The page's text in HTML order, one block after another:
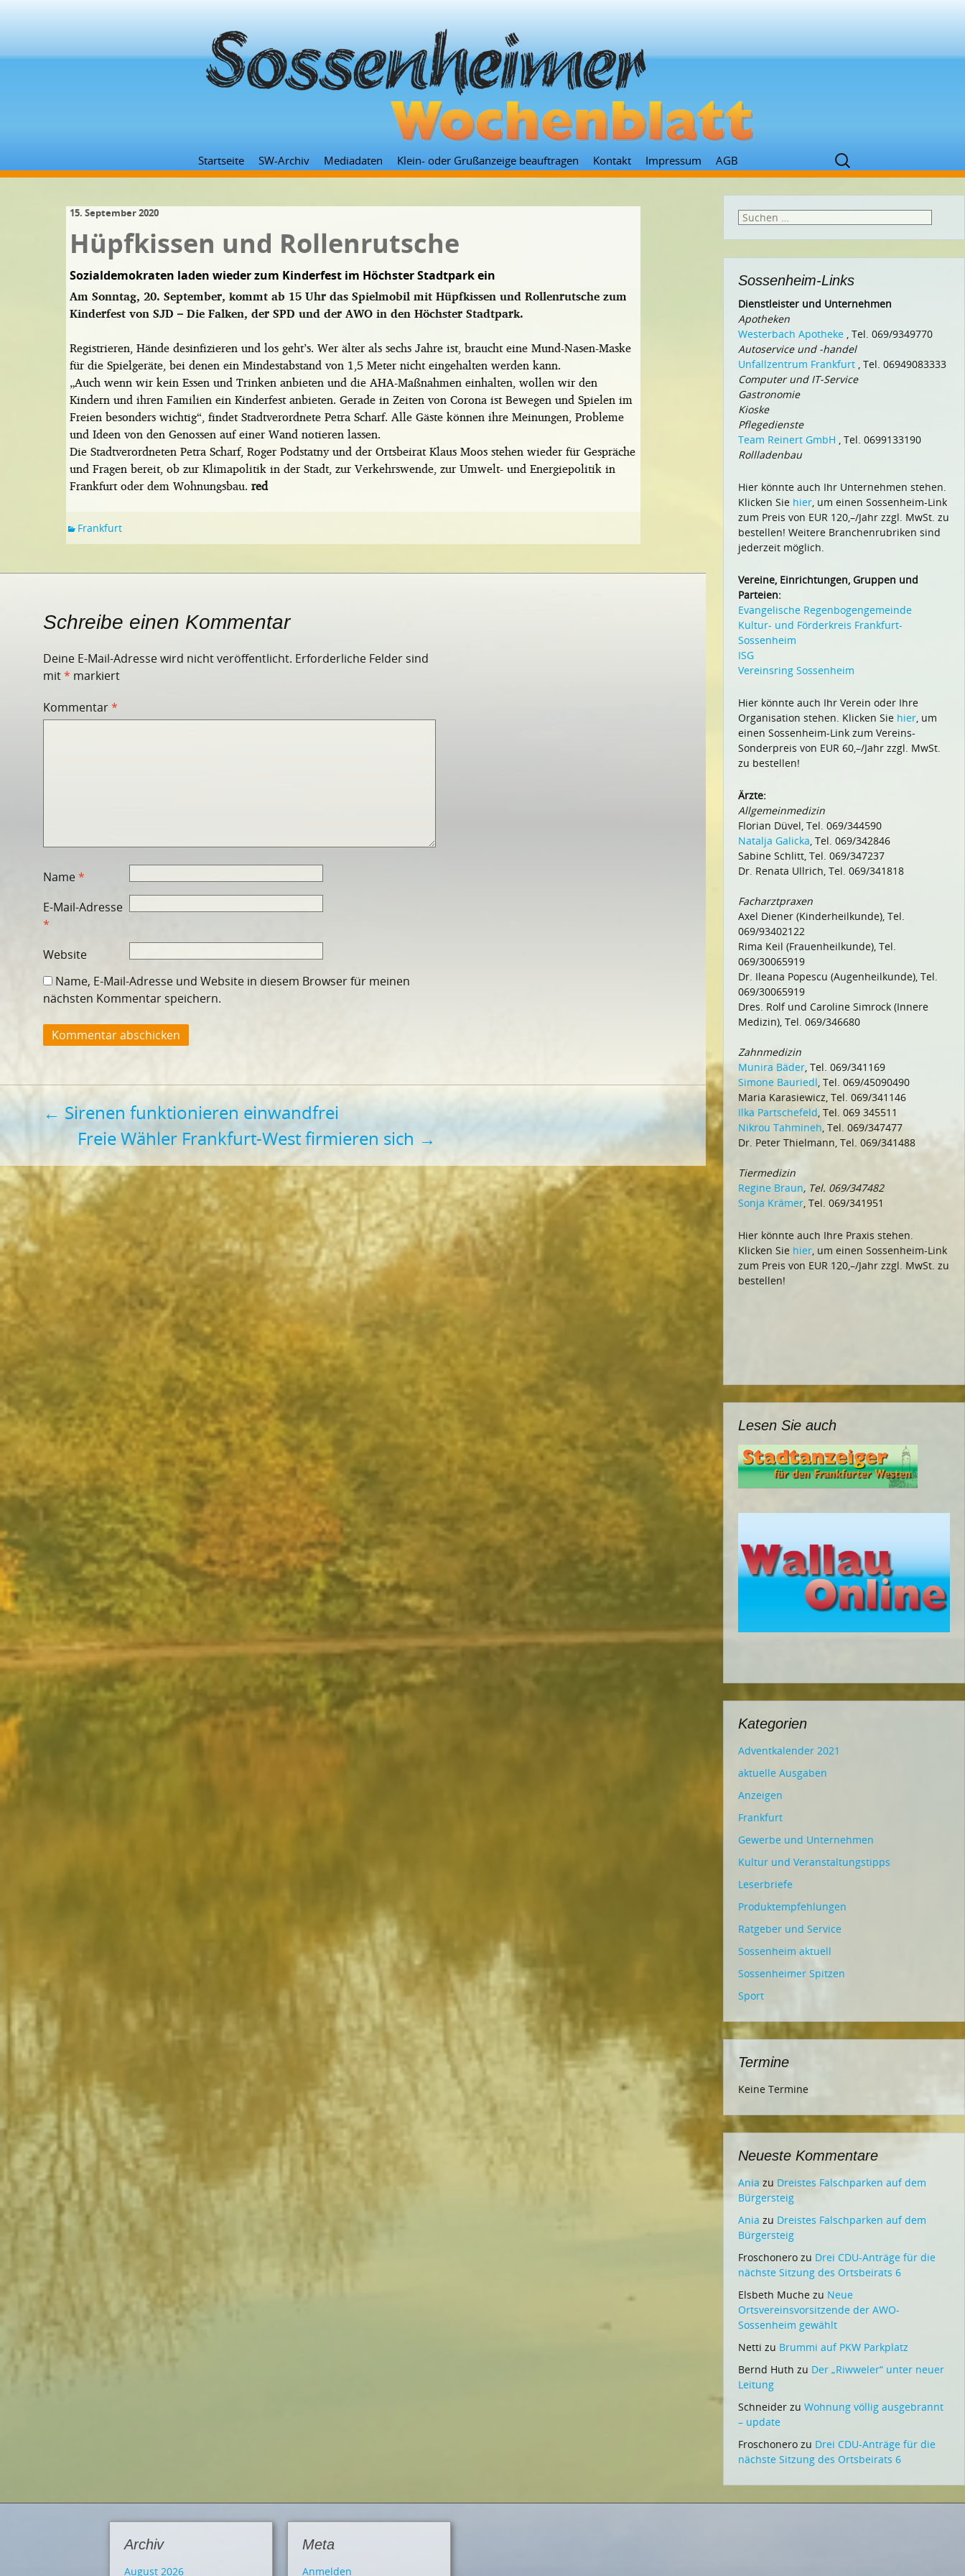
Zum
Inhalt
Startseite SW-Archiv Mediadaten Klein- oder Grußanzeige beauftragen Kontakt Impressum AGB
Suchen
nach:
15. September 2020
Hüpfkissen und Rollenrutsche
Sozialdemokraten laden wieder zum Kinderfest im Höchster Stadtpark ein
Am Sonntag, 20. September, kommt ab 15 Uhr das Spielmobil mit Hüpfkissen und Rollenrutsche zum
Kinderfest von SJD – Die Falken, der SPD und der AWO in den Höchster Stadtpark.
Registrieren, Hände desinfizieren und los geht’s. Wer älter als sechs Jahre ist, braucht eine Mund-Nasen-Maske
für die Spielgeräte, bei denen ein Mindestabstand von 1,5 Meter nicht eingehalten werden kann.
„Auch wenn wir kein Essen und Trinken anbieten und die AHA-Maßnahmen einhalten, wollen wir den
Kindern und ihren Familien ein Kinderfest anbieten. Gerade in Zeiten von Corona ist Bewegen und Spielen im
Freien besonders wichtig“, findet Stadtverordnete Petra Scharf. Alle Gäste können ihre Meinungen, Probleme
und Ideen von den Genossen auf einer Wand notieren lassen.
Die Stadtverordneten Petra Scharf, Roger Podstatny und der Ortsbeirat Klaus Moos stehen wieder für Gespräche
und Fragen bereit, ob zur Klimapolitik in der Stadt, zur Verkehrswende, zur Umwelt- und Energiepolitik in
Frankfurt oder dem Wohnungsbau. red
Frankfurt
Schreibe einen Kommentar
Deine E-Mail-Adresse wird nicht veröffentlicht. Erforderliche Felder sind
mit* markiert
Kommentar*
Name*
E-Mail-Adresse
*
Website
Name, E-Mail-Adresse und Website in diesem Browser für meinen
nächsten Kommentar speichern.
Beitragsnavigation
← Sirenen funktionieren einwandfrei
Freie Wähler Frankfurt-West firmieren sich →
Suchen
Sossenheim-Links
Dienstleister und Unternehmen
Apotheken
Westerbach Apotheke , Tel. 069/9349770
Autoservice und -handel
Unfallzentrum Frankfurt , Tel. 06949083333
Computer und IT-Service
Gastronomie
Kioske
Pflegedienste
Team Reinert GmbH , Tel. 0699133190
Rollladenbau
Hier könnte auch Ihr Unternehmen stehen.
Klicken Sie hier, um einen Sossenheim-Link
zum Preis von EUR 120,–/Jahr zzgl. MwSt. zu
bestellen! Weitere Branchenrubriken sind
jederzeit möglich.
Vereine, Einrichtungen, Gruppen und
Parteien:
Evangelische Regenbogengemeinde
Kultur- und Förderkreis Frankfurt-
Sossenheim
ISG
Vereinsring Sossenheim
Hier könnte auch Ihr Verein oder Ihre
Organisation stehen. Klicken Sie hier, um
einen Sossenheim-Link zum Vereins-
Sonderpreis von EUR 60,–/Jahr zzgl. MwSt.
zu bestellen!
Ärzte:
Allgemeinmedizin
Florian Düvel, Tel. 069/344590
Natalja Galicka, Tel. 069/342846
Sabine Schlitt, Tel. 069/347237
Dr. Renata Ullrich, Tel. 069/341818
Facharztpraxen
Axel Diener (Kinderheilkunde), Tel.
069/93402122
Rima Keil (Frauenheilkunde), Tel.
069/30065919
Dr. Ileana Popescu (Augenheilkunde), Tel.
069/30065919
Dres. Rolf und Caroline Simrock (Innere
Medizin), Tel. 069/346680
Zahnmedizin
Munira Bäder, Tel. 069/341169
Simone Bauriedl, Tel. 069/45090490
Maria Karasiewicz, Tel. 069/341146
Ilka Partschefeld, Tel. 069 345511
Nikrou Tahmineh, Tel. 069/347477
Dr. Peter Thielmann, Tel. 069/341488
Tiermedizin
Regine Braun, Tel. 069/347482
Sonja Krämer, Tel. 069/341951
Hier könnte auch Ihre Praxis stehen.
Klicken Sie hier, um einen Sossenheim-Link
zum Preis von EUR 120,–/Jahr zzgl. MwSt. zu
bestellen!
Lesen Sie auch
Kategorien
Adventkalender 2021
aktuelle Ausgaben
Anzeigen
Frankfurt
Gewerbe und Unternehmen
Kultur und Veranstaltungstipps
Leserbriefe
Produktempfehlungen
Ratgeber und Service
Sossenheim aktuell
Sossenheimer Spitzen
Sport
Termine
Keine Termine
Neueste Kommentare
Ania zu Dreistes Falschparken auf dem
Bürgersteig
Ania zu Dreistes Falschparken auf dem
Bürgersteig
Froschonero zu Drei CDU-Anträge für die
nächste Sitzung des Ortsbeirats 6
Elsbeth Muche zu Neue
Ortsvereinsvorsitzende der AWO-
Sossenheim gewählt
Netti zu Brummi auf PKW Parkplatz
Bernd Huth zu Der „Riwweler“ unter neuer
Leitung
Schneider zuWohnung völlig ausgebrannt
– update
Froschonero zu Drei CDU-Anträge für die
nächste Sitzung des Ortsbeirats 6
Archiv
August 2026
Meta
Anmelden